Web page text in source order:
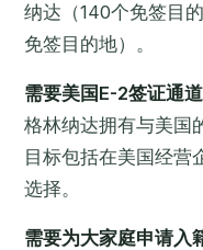
纳达（140个免签目
免签目的地）。
需要美国E-2签证通
格林纳达拥有与美国
目标包括在美国经营
选择。
需要为大家庭申请入